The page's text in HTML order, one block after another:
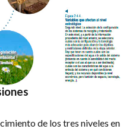
de los tres niveles en